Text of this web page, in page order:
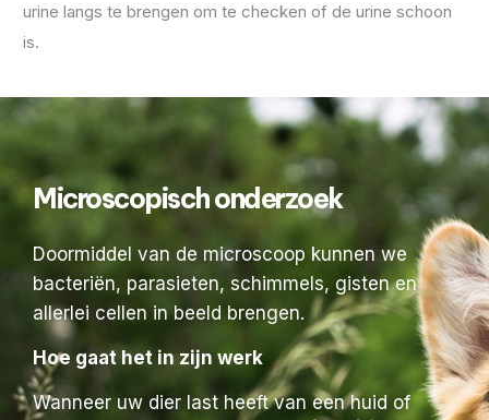
urine langs te brengen om te checken of de urine schoon
is.
Microscopisch onderzoek
Doormiddel van de microscoop kunnen we
bacteriën, parasieten, schimmels, gisten en
allerlei cellen in beeld brengen.
Hoe gaat het in zijn werk
Wanneer uw dier last heeft van een huid of